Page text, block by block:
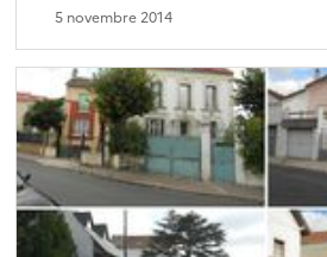
5 novembre 2014